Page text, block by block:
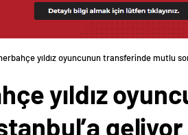
yıldız oyuncunun transferinde mutlu
yıldız
geliyor